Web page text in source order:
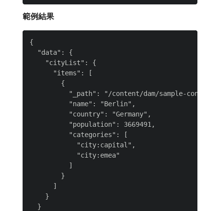
範例結果
{
  "data": {
    "cityList": {
      "items": [
        {
"_path": "/content/dam/sample-
          "name": "Berlin",
          "country": "Germany",
          "population": 3669491,
          "categories": [
            "city:capital",
            "city:emea"
          ]
        }
      ]
    }
  }